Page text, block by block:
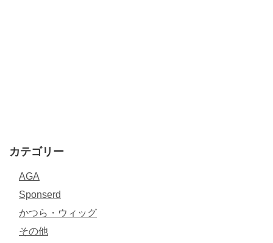
カテゴリー
AGA
Sponserd
かつら・ウィッグ
その他